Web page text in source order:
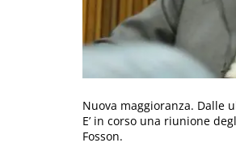
Nuova maggioranza. Dalle
E’ in corso una riunione
Fosson.